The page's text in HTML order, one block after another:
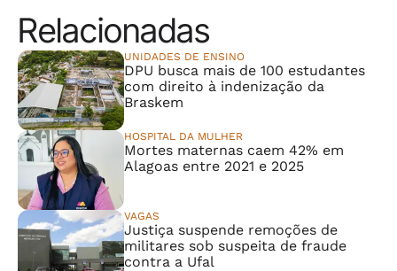
Relacionadas
UNIDADES DE ENSINO
DPU busca mais de 100 estudantes
com direito à indenização da
Braskem
HOSPITAL DA MULHER
Mortes maternas caem 42% em
Alagoas entre 2021 e 2025
VAGAS
Justiça suspende remoções de
militares sob suspeita de fraude
contra a Ufal